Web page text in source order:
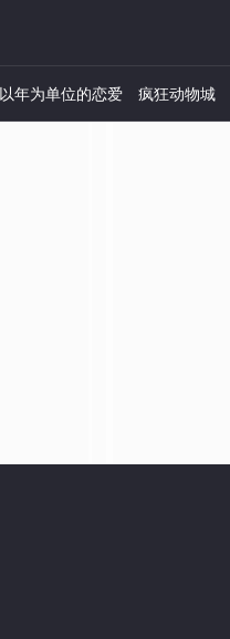
以年为单位的恋爱 疯狂动物城